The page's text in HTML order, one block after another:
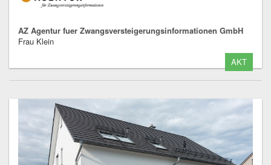
AZ Agentur fuer Zwangsversteigerungsinformationen GmbH
Frau Klein
AKT